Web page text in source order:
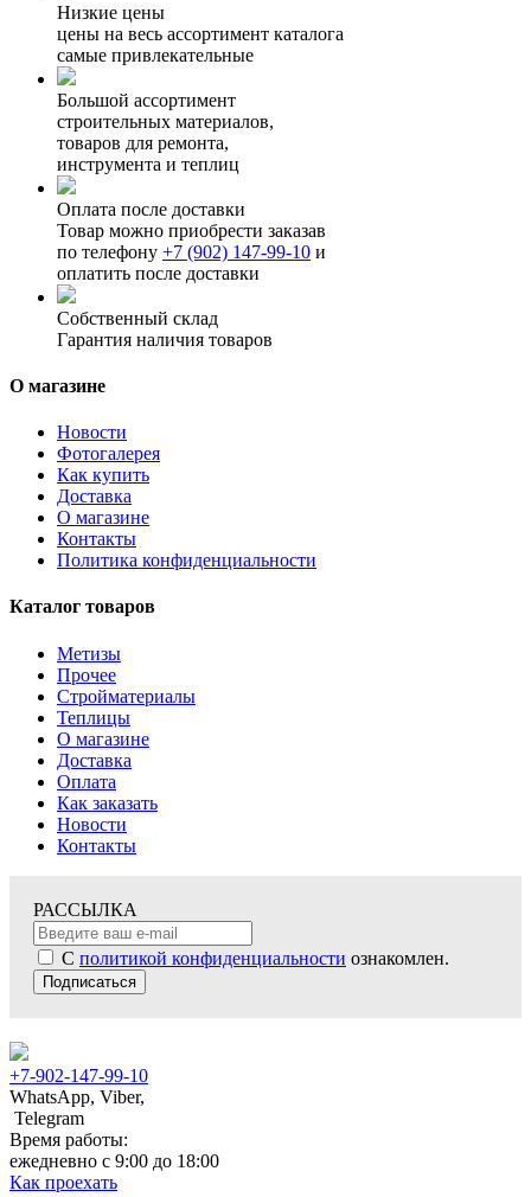
Низкие цены
цены на весь ассортимент каталога
самые привлекательные
Большой ассортимент
строительных материалов,
товаров для ремонта,
инструмента и теплиц
Оплата после доставки
Товар можно приобрести заказав
по телефону +7 (902) 147-99-10 и
оплатить после доставки
Собственный склад
Гарантия наличия товаров
О магазине
Новости
Фотогалерея
Как купить
Доставка
О магазине
Контакты
Политика конфиденциальности
Каталог товаров
Метизы
Прочее
Стройматериалы
Теплицы
О магазине
Доставка
Оплата
Как заказать
Новости
Контакты
РАССЫЛКА
С политикой конфиденциальности ознакомлен.
Подписаться
+7-902-147-99-10
WhatsApp, Viber,
Telegram
Время работы:
ежедневно с 9:00 до 18:00
Как проехать